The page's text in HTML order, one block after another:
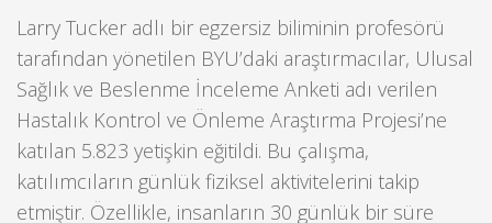
Larry Tucker adlı bir egzersiz biliminin profesörü
tarafından yönetilen BYU’daki araştırmacılar, Ulusal
Sağlık ve Beslenme İnceleme Anketi adı verilen
Hastalık Kontrol ve Önleme Araştırma Projesi’ne
katılan 5.823 yetişkin eğitildi. Bu çalışma,
katılımcıların günlük fiziksel aktivitelerini takip
etmiştir. Özellikle, insanların 30 günlük bir süre